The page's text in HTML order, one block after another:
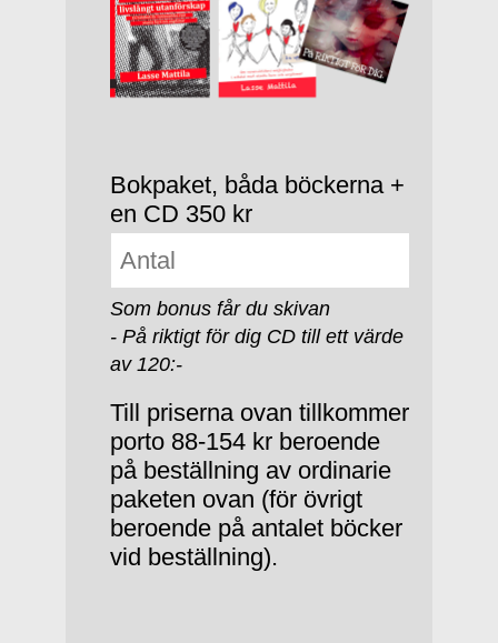
Bokpaket, båda böckerna +
en CD 350 kr
Som bonus får du skivan
- På riktigt för dig CD till ett värde
av 120:-
Till priserna ovan tillkommer
porto 88-154 kr beroende
på beställning av ordinarie
paketen ovan (för övrigt
beroende på antalet böcker
vid beställning).